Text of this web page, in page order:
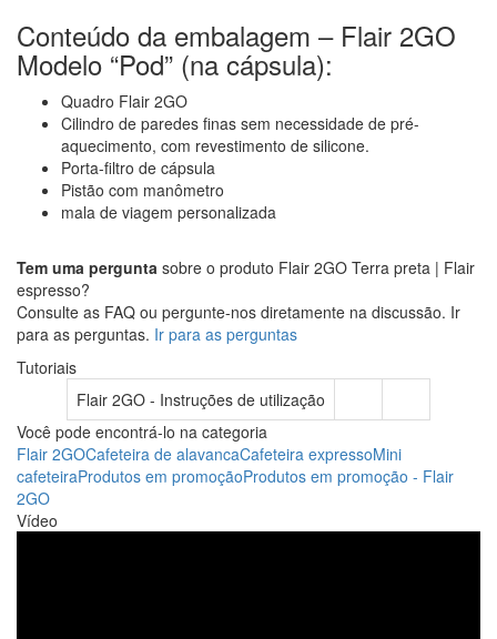
Conteúdo da embalagem – Flair 2GO
Modelo “Pod” (na cápsula):
Quadro Flair 2GO
Cilindro de paredes finas sem necessidade de pré-
aquecimento, com revestimento de silicone.
Porta-filtro de cápsula
Pistão com manômetro
mala de viagem personalizada
Tem uma pergunta sobre o produto Flair 2GO Terra preta | Flair
espresso?
Consulte as FAQ ou pergunte-nos diretamente na discussão. Ir
para as perguntas. Ir para as perguntas
Tutoriais
Flair 2GO - Instruções de utilização
Você pode encontrá-lo na categoria
Flair 2GOCafeteira de alavancaCafeteira expressoMini
cafeteiraProdutos em promoçãoProdutos em promoção - Flair
2GO
Vídeo